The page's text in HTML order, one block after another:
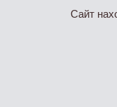
Сайт